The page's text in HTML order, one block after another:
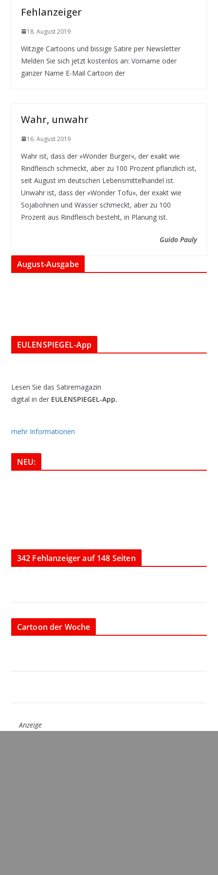
Fehlanzeiger
18. August 2019
Witzige Cartoons und bissige Satire per Newsletter
Melden Sie sich jetzt kostenlos an: Vorname oder
ganzer Name E-Mail Cartoon der
Wahr, unwahr
16. August 2019
Wahr ist, dass der »Wonder Burger«, der exakt wie
Rindfleisch schmeckt, aber zu 100 Prozent pflanzlich ist,
seit August im deutschen Lebensmittelhandel ist.
Unwahr ist, dass der »Wonder Tofu«, der exakt wie
Sojabohnen und Wasser schmeckt, aber zu 100
Prozent aus Rindfleisch besteht, in Planung ist.
Guido Pauly
August-Ausgabe
EULENSPIEGEL-App
Lesen Sie das Satiremagazin
digital in der EULENSPIEGEL-App.
mehr Informationen
NEU:
342 Fehlanzeiger auf 148 Seiten
Cartoon der Woche
Anzeige